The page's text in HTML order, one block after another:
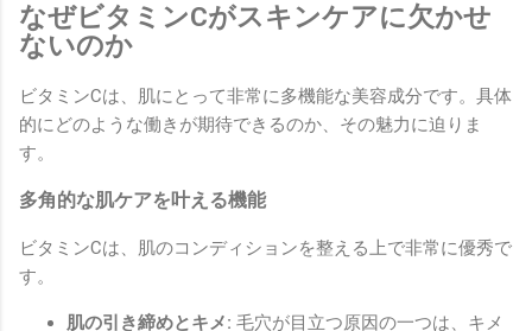
なぜビタミンCがスキンケアに欠かせ
ないのか
ビタミンCは、肌にとって非常に多機能な美容成分です。具体
的にどのような働きが期待できるのか、その魅力に迫りま
す。
多角的な肌ケアを叶える機能
ビタミンCは、肌のコンディションを整える上で非常に優秀で
す。
肌の引き締めとキメ: 毛穴が目立つ原因の一つは、キメ